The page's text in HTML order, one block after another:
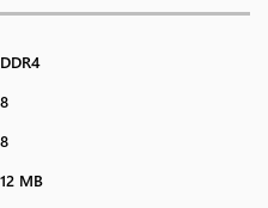
DDR4
8
8
12 MB